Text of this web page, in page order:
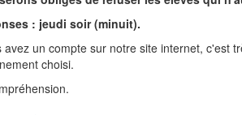
: jeudi soir (minuit).
avez un compte sur notre site internet, c'est
choisi.